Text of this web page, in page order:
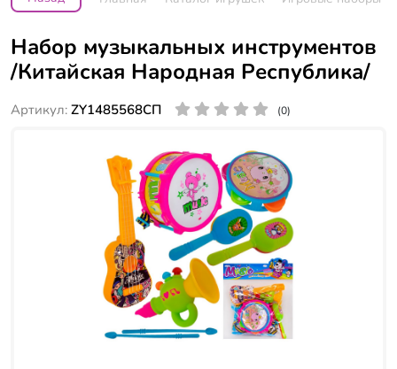
Набор музыкальных инструментов
/Китайская Народная Республика/
Артикул: ZY1485568СП (0)